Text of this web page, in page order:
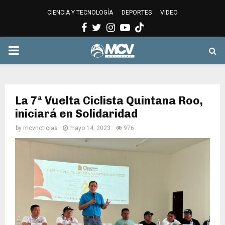
CIENCIA Y TECNOLOGÍA DEPORTES VIDEO
Facebook
Twitter
Instagram
Youtube
PRIMARY
La 7ª Vuelta Ciclista Quintana Roo,
iniciará en Solidaridad
by mcvnoticias mayo 14, 2023 976